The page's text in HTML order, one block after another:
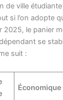
de ville
si l’on adopte
2025, le panier
se
suit :
Économique